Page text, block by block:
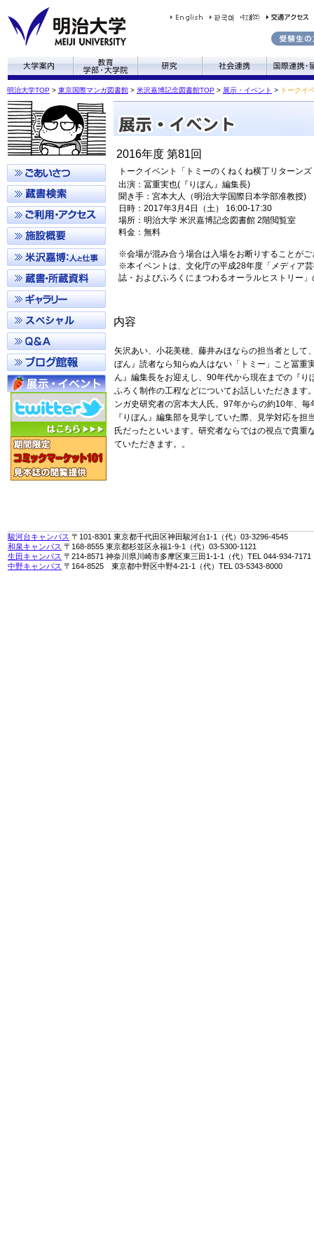
明治大学TOP > 東京国際マンガ図書館 > 米沢嘉博記念図書館TOP > 展示・イベント > トークイ
2016年度 第81回
トークイベント「トミーのくねくね横丁リターンズ
出演：冨重実也(『りぼん』編集長)
聞き手：宮本大人（明治大学国際日本学部准教授)
日時：2017年3月4日（土） 16:00-17:30
場所：明治大学 米沢嘉博記念図書館 2階閲覧室
料金：無料
※会場が混み合う場合は入場をお断りすることがご
※本イベントは、文化庁の平成28年度「メディア
誌・およびふろくにまつわるオーラルヒストリー
内容
矢沢あい、小花美穂、藤井みほならの担当者として
ぼん』読者なら知らぬ人はない「トミー」こと冨重
ん』編集長をお迎えし、90年代から現在までの『り
ふろく制作の工程などについてお話しいただきます
ンガ史研究者の宮本大人氏。97年からの約10年、毎
『りぼん』編集部を見学していた際、見学対応を担
氏だったといいます。研究者ならではの視点で貴重
ていただきます。。
駿河台キャンパス 〒101-8301 東京都千代田区神田駿河台1-1（代）03-3296-4545
和泉キャンパス 〒168-8555 東京都杉並区永福1-9-1（代）03-5300-1121
生田キャンパス 〒214-8571 神奈川県川崎市多摩区東三田1-1-1（代）TEL 044-934-7171
中野キャンパス 〒164-8525 東京都中野区中野4-21-1（代）TEL 03-5343-8000